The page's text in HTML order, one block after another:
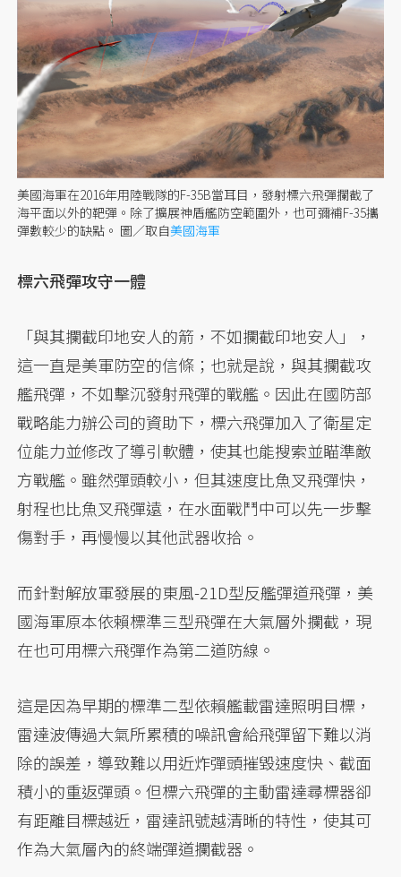
美國海軍在2016年用陸戰隊的F-35B當耳目，發射標六飛彈攔截了
海平面以外的靶彈。除了擴展神盾艦防空範圍外，也可彌補F-35攜
彈數較少的缺點。 圖／取自美國海軍
標六飛彈攻守一體
「與其攔截印地安人的箭，不如攔截印地安人」，
這一直是美軍防空的信條；也就是說，與其攔截攻
艦飛彈，不如擊沉發射飛彈的戰艦。因此在國防部
戰略能力辦公司的資助下，標六飛彈加入了衛星定
位能力並修改了導引軟體，使其也能搜索並瞄準敵
方戰艦。雖然彈頭較小，但其速度比魚叉飛彈快，
射程也比魚叉飛彈遠，在水面戰鬥中可以先一步擊
傷對手，再慢慢以其他武器收拾。
而針對解放軍發展的東風-21D型反艦彈道飛彈，美
國海軍原本依賴標準三型飛彈在大氣層外攔截，現
在也可用標六飛彈作為第二道防線。
這是因為早期的標準二型依賴艦載雷達照明目標，
雷達波傳過大氣所累積的噪訊會給飛彈留下難以消
除的誤差，導致難以用近炸彈頭摧毀速度快、截面
積小的重返彈頭。但標六飛彈的主動雷達尋標器卻
有距離目標越近，雷達訊號越清晰的特性，使其可
作為大氣層內的終端彈道攔截器。